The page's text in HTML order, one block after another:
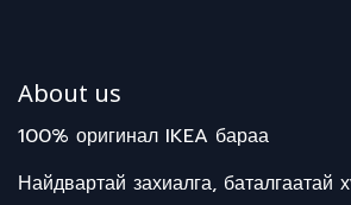
About us
100% оригинал IKEA бараа
Найдвартай захиалга, баталгаатай